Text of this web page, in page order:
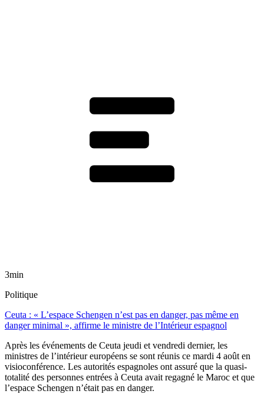
3min
Politique
Ceuta : « L’espace Schengen n’est pas en danger, pas même en
danger minimal », affirme le ministre de l’Intérieur espagnol
Après les événements de Ceuta jeudi et vendredi dernier, les
ministres de l’intérieur européens se sont réunis ce mardi 4 août en
visioconférence. Les autorités espagnoles ont assuré que la quasi-
totalité des personnes entrées à Ceuta avait regagné le Maroc et que
l’espace Schengen n’était pas en danger.